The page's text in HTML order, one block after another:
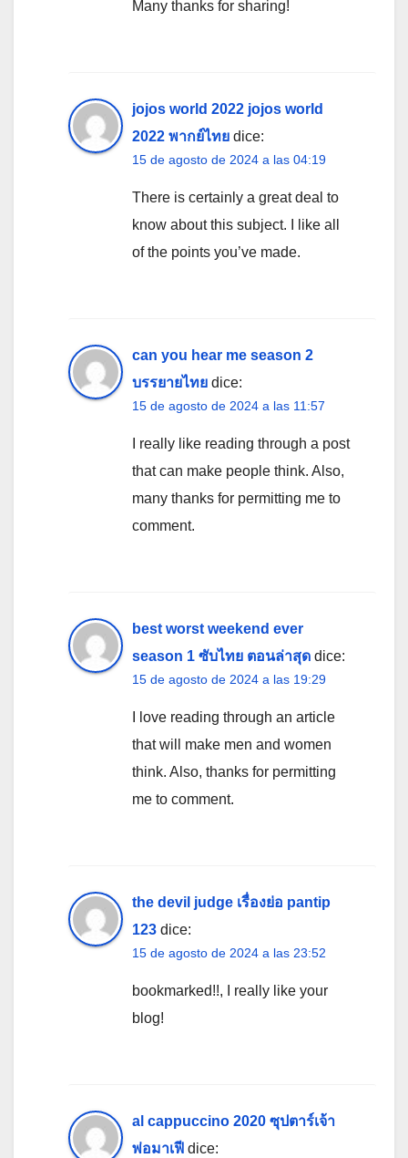
Many thanks for sharing!
jojos world 2022 jojos world
2022 พากย์ไทย dice:
15 de agosto de 2024 a las 04:19
There is certainly a great deal to
know about this subject. I like all
of the points you’ve made.
can you hear me season 2
บรรยายไทย dice:
15 de agosto de 2024 a las 11:57
I really like reading through a post
that can make people think. Also,
many thanks for permitting me to
comment.
best worst weekend ever
season 1 ซับไทย ตอนล่าสุด dice:
15 de agosto de 2024 a las 19:29
I love reading through an article
that will make men and women
think. Also, thanks for permitting
me to comment.
the devil judge เรื่องย่อ pantip
123 dice:
15 de agosto de 2024 a las 23:52
bookmarked!!, I really like your
blog!
al cappuccino 2020 ซุปตาร์เจ้า
พ่อมาเฟี dice: